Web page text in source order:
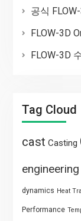
공식
FLOW-3D
FLOW-3D
Tag Cloud
cast Casting
engineering
dynamics Heat
Performance